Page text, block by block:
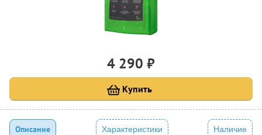
4 290 ₽
Купить
Описание Характеристики Наличие